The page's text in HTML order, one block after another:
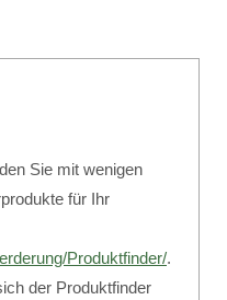
Sie mit wenigen
für Ihr
Produktfinder/.
der Produktfinder